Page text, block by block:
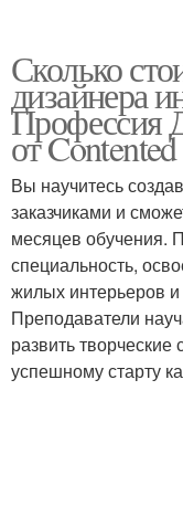
Сколько
дизайнера
Профессия
от Contented
Вы научитесь
заказчиками и
месяцев обучения.
специальность,
жилых интерьеров и
Преподаватели
развить творческие
успешному старту